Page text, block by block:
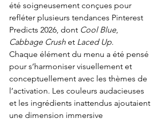
été soigneusement conçues pour
refléter plusieurs tendances Pinterest
Predicts 2026, dont Cool Blue,
Cabbage Crush et Laced Up.
Chaque élément du menu a été pensé
pour s’harmoniser visuellement et
conceptuellement avec les thèmes de
l’activation. Les couleurs audacieuses
et les ingrédients inattendus ajoutaient
une dimension immersive